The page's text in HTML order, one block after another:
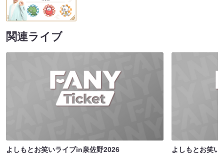
関連ライブ
よしもとお笑いライブin泉佐野2026
よしもとお笑